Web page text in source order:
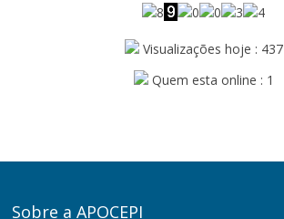
Visualizações hoje : 437
Quem esta online : 1
Sobre a APOCEPI